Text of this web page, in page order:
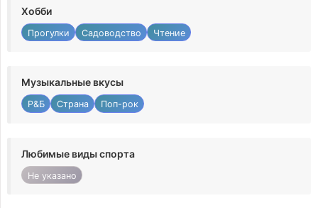
Хобби
Прогулки Садоводство Чтение
Музыкальные вкусы
Р&Б Страна Поп-рок
Любимые виды спорта
Не указано